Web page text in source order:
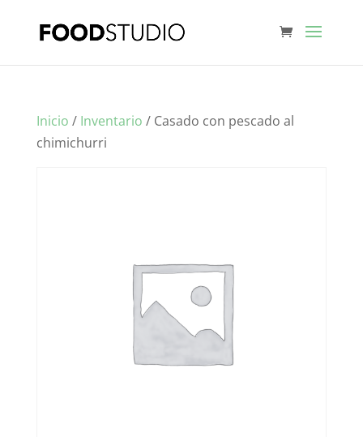
Inicio / Inventario / Casado con pescado al
chimichurri